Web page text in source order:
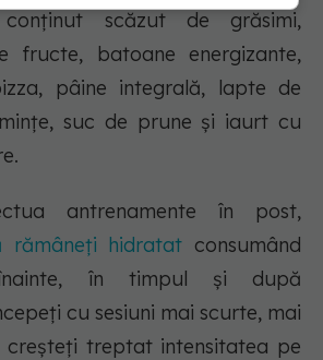
scăzut de grăsimi,
fructe, batoane energizante,
pâine integrală, lapte de
suc de prune și iaurt cu
antrenamente în post,
rămâneți hidratat consumând
în timpul și după
cu sesiuni mai scurte, mai
creșteți treptat intensitatea pe